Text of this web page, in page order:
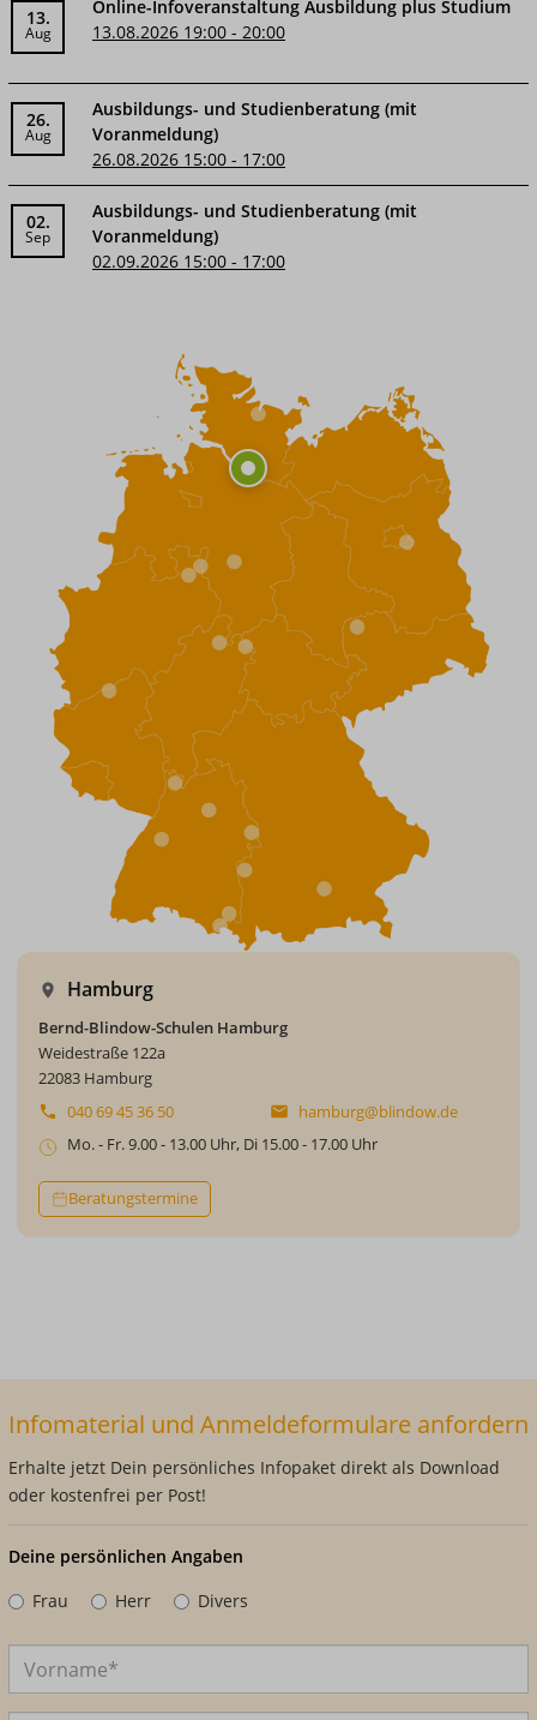
13.
Aug
Online-Infoveranstaltung Ausbildung plus Studium
13.08.2026 19:00 - 20:00
26.
Aug
Ausbildungs- und Studienberatung (mit
Voranmeldung)
26.08.2026 15:00 - 17:00
02.
Sep
Ausbildungs- und Studienberatung (mit
Voranmeldung)
02.09.2026 15:00 - 17:00
Hamburg
Bernd-Blindow-Schulen Hamburg
Weidestraße 122a
22083 Hamburg
040 69 45 36 50
hamburg@blindow.de
Mo. - Fr. 9.00 - 13.00 Uhr, Di 15.00 - 17.00 Uhr
Beratungstermine
Infomaterial und Anmeldeformulare anfordern
Erhalte jetzt Dein persönliches Infopaket direkt als Download
oder kostenfrei per Post!
Deine persönlichen Angaben
Frau
Herr Divers